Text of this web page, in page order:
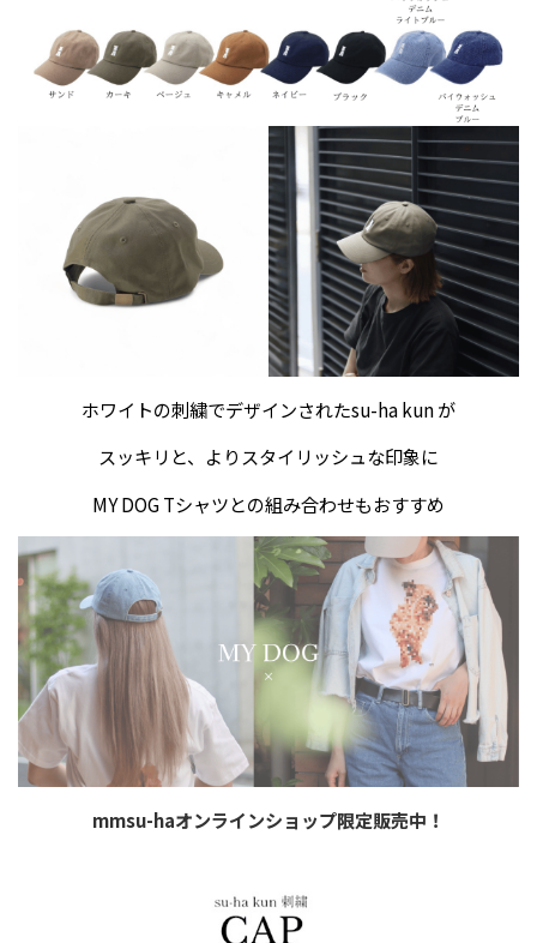
ホワイトの刺繍でデザインされたsu-ha kun が
スッキリと、よりスタイリッシュな印象に
MY DOG Tシャツとの組み合わせもおすすめ
mmsu-haオンラインショップ限定販売中！